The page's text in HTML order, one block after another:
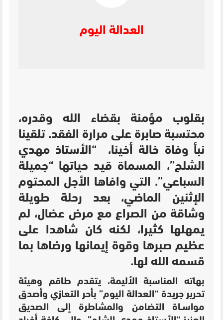
العدالة اليوم
بقلوب مؤمنة بقضاء الله وقدره،
محتسبة صابرة على مرارة الفقد. تلقينا
نبأ وفاة خالة أخينا، “الأستاذ مهدي
الشلح”، المسماة قيد حياتها “جميلة
السباعي”. التي وافاها الأجل المحتوم
الإثنين الماضي، بعد رحلة طويلة
وشاقة من الصراع مع مرض عضال، لم
يمهلها كثيرا، لكنه كان شاهدا على
عظيم صبرها وقوة إيمانها ورضاها بما
قسمه الله لها.
بهاته المناسبة الأليمة، يتقدم طاقم وهيئة
تحرير جريدة “العدالة اليوم” بأحر التعازي وأصدق
مواسـاة التضامن والمشاطرة إلى الصديق